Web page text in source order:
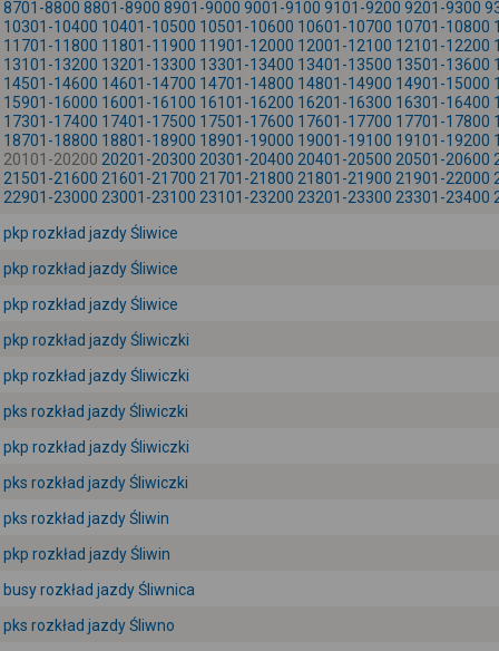
8701-8800 8801-8900 8901-9000 9001-9100 9101-9200 9201-9300
10301-10400 10401-10500 10501-10600 10601-10700 10701-10800
11701-11800 11801-11900 11901-12000 12001-12100 12101-12200
13101-13200 13201-13300 13301-13400 13401-13500 13501-13600
14501-14600 14601-14700 14701-14800 14801-14900 14901-15000
15901-16000 16001-16100 16101-16200 16201-16300 16301-16400
17301-17400 17401-17500 17501-17600 17601-17700 17701-17800
18701-18800 18801-18900 18901-19000 19001-19100 19101-19200
20101-20200 20201-20300 20301-20400 20401-20500 20501-20600
21501-21600 21601-21700 21701-21800 21801-21900 21901-22000
22901-23000 23001-23100 23101-23200 23201-23300 23301-23400
pkp rozkład jazdy Śliwice
pkp rozkład jazdy Śliwice
pkp rozkład jazdy Śliwice
pkp rozkład jazdy Śliwiczki
pkp rozkład jazdy Śliwiczki
pks rozkład jazdy Śliwiczki
pkp rozkład jazdy Śliwiczki
pks rozkład jazdy Śliwiczki
pks rozkład jazdy Śliwin
pkp rozkład jazdy Śliwin
busy rozkład jazdy Śliwnica
pks rozkład jazdy Śliwno